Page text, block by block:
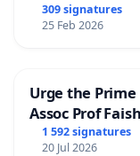
309 signatures
25 Feb 2026
Urge the
Assoc Prof
1 592 signatures
20 Jul 2026